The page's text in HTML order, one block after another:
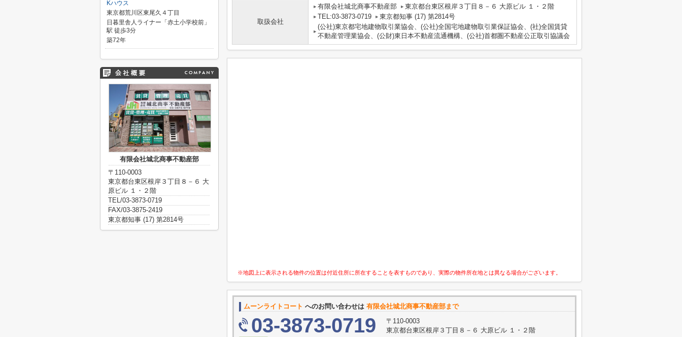
取扱会社
有限会社城北商事不動産部
東京都台東区根岸３丁目８－６ 大原ビル １・２階
TEL:03-3873-0719
東京都知事 (17) 第2814号
(公社)東京都宅地建物取引業協会、(公社)全国宅地建物取引業保証協会、(社)全国賃貸
不動産管理業協会、(公財)東日本不動産流通機構、(公社)首都圏不動産公正取引協議会
※地図上に表示される物件の位置は付近住所に所在することを表すものであり、実際の物件所在地とは異なる場合がございます。
ムーンライトコート へのお問い合わせは 有限会社城北商事不動産部まで
03-3873-0719
〒110-0003
東京都台東区根岸３丁目８－６ 大原ビル １・２階
Kハウス
東京都荒川区東尾久４丁目
日暮里舎人ライナー「赤土小学校前」
駅 徒歩3分
築72年
有限会社城北商事不動産部
〒110-0003
東京都台東区根岸３丁目８－６ 大
原ビル １・２階
TEL/03-3873-0719
FAX/03-3875-2419
東京都知事 (17) 第2814号